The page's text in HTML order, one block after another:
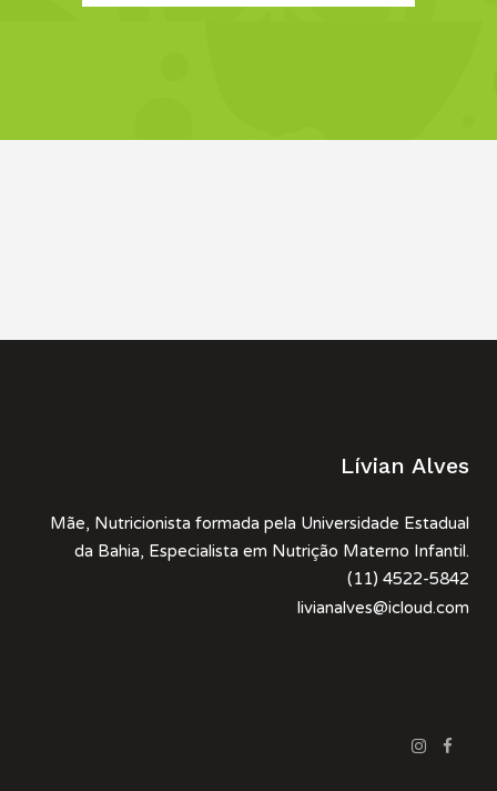
Lívian Alves
Mãe, Nutricionista formada pela Universidade Estadual
da Bahia, Especialista em Nutrição Materno Infantil.
(11) 4522-5842
livianalves@icloud.com